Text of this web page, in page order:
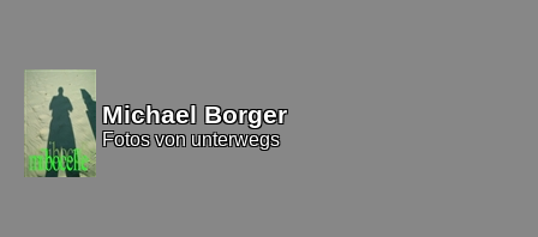
Michael Borger
Fotos von unterwegs